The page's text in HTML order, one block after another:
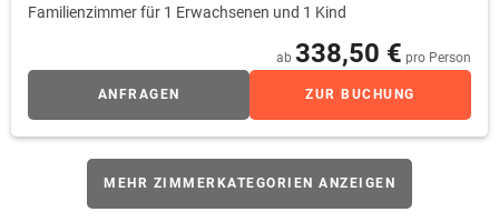
Familienzimmer für 1 Erwachsenen und 1 Kind
ab 338,50 € pro Person
ANFRAGEN ZUR BUCHUNG
MEHR ZIMMERKATEGORIEN ANZEIGEN